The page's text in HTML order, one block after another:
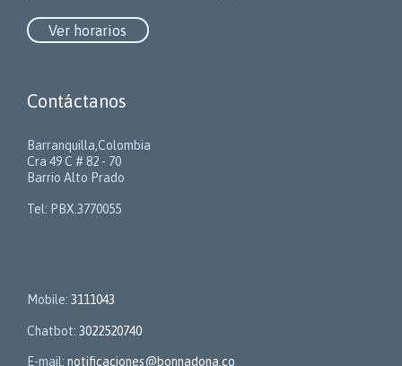
Ver horarios
Contáctanos
Barranquilla,Colombia
Cra 49 C # 82 - 70
Barrio Alto Prado
Tel: PBX.3770055
Mobile: 3111043
Chatbot: 3022520740
E-mail: notificaciones@bonnadona.co